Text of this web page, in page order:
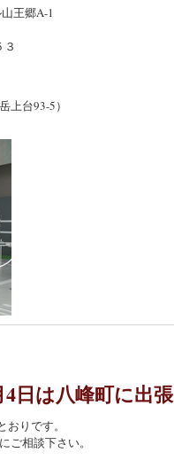
王郷A-1
台93-5）
日は八峰町に出
りです。
ご相談下さい。